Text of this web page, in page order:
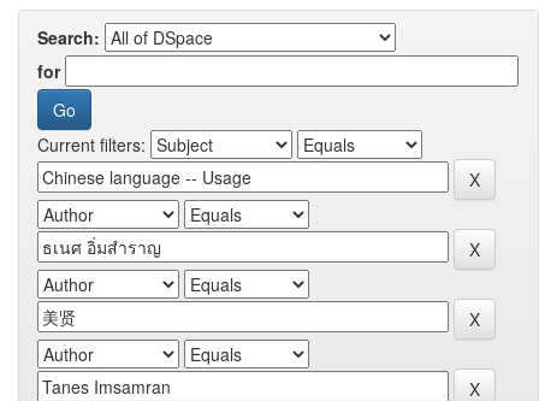
Search:
for
Current filters: